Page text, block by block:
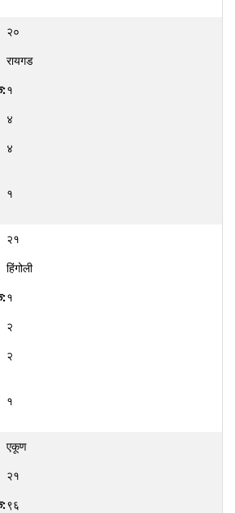
२०
रायगड
१
४
४
१
२१
हिंगोली
१
२
२
१
एकूण
२१
९६